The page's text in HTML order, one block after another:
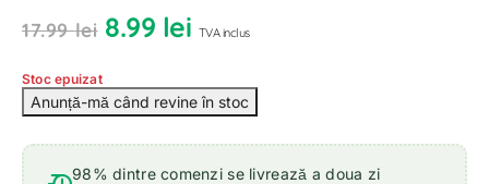
17.99lei 8.99 lei TVA inclus
Stoc epuizat
98% dintre comenzi se livrează a doua zi